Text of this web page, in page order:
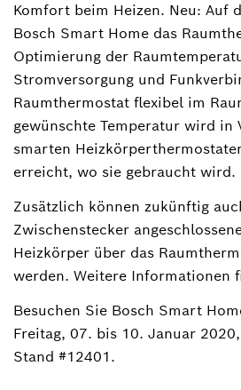
Komfort beim Heizen. Neu: Auf
Bosch Smart Home das
Optimierung der
Stromversorgung und
Raumthermostat flexibel im
gewünschte Temperatur wird in
smarten
erreicht, wo sie gebraucht wird.
Zusätzlich können zukünftig
Zwischenstecker
Heizkörper über das
werden. Weitere Informationen
Besuchen Sie Bosch Smart
Freitag, 07. bis 10. Januar
Stand #12401.